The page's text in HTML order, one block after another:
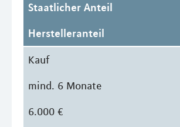
Staatlicher Anteil
Herstelleranteil
Kauf
mind. 6 Monate
6.000 €